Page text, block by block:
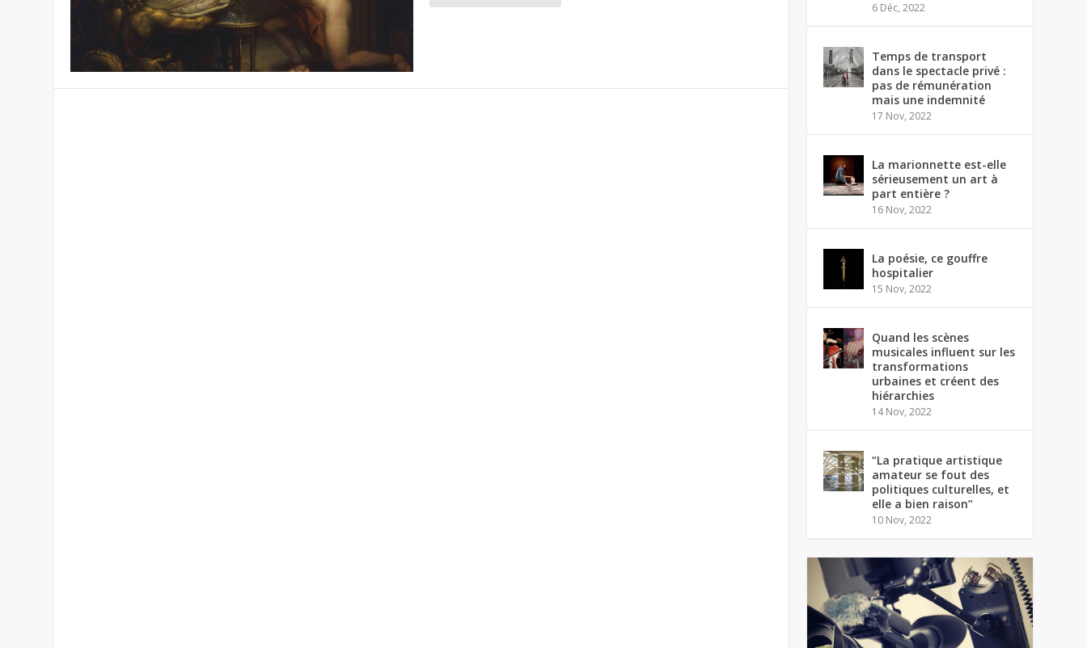
6 Déc, 2022
Temps de transport
dans le spectacle privé :
pas de rémunération
mais une indemnité
17 Nov, 2022
La marionnette est-elle
sérieusement un art à
part entière ?
16 Nov, 2022
La poésie, ce gouffre
hospitalier
15 Nov, 2022
Quand les scènes
musicales influent sur les
transformations
urbaines et créent des
hiérarchies
14 Nov, 2022
“La pratique artistique
amateur se fout des
politiques culturelles, et
elle a bien raison”
10 Nov, 2022